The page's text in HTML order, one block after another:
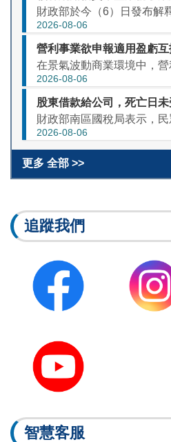
2026-08-06
營利事業欲申報適用盈虧
2026-08-06
2026-08-06
更多 全部 >>
追蹤我們
智慧客服